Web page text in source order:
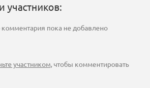
участников:
пока не добавлено
участником, чтобы комментировать